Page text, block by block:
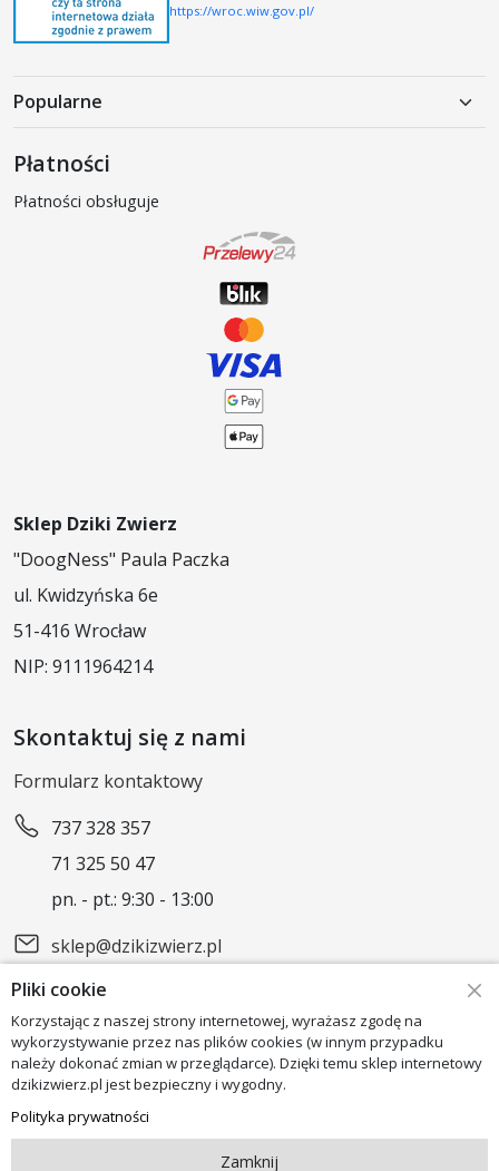
https://wroc.wiw.gov.pl/
Popularne
Karma mokra dla psa
Karma sucha dla psa
Produkty weterynaryjne
Płatności
Płatności obsługuje
Sklep Dziki Zwierz
"DoogNess" Paula Paczka
ul. Kwidzyńska 6e
51-416 Wrocław
NIP: 9111964214
Skontaktuj się z nami
Formularz kontaktowy
737 328 357
71 325 50 47
pn. - pt.: 9:30 - 13:00
sklep@dzikizwierz.pl
Obserwuj nas
Pliki cookie
Korzystając z naszej strony internetowej, wyrażasz zgodę na
wykorzystywanie przez nas plików cookies (w innym przypadku
należy dokonać zmian w przeglądarce). Dzięki temu sklep internetowy
dzikizwierz.pl jest bezpieczny i wygodny.
Polityka prywatności
Zamknij